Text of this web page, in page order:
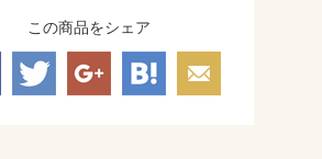
この商品をシェア